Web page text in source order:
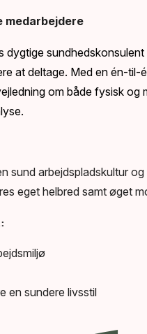
at deltage. Med en én-
om både fysisk
sund arbejdspladskultur
eget helbred samt øget
:
en sundere livsstil